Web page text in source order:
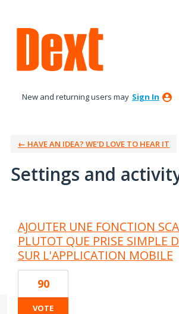
New and returning users may Sign In
← HAVE AN IDEA? WE’D LOVE TO HEAR IT
Settings and
AJOUTER UNE FONCTION
PLUTOT QUE PRISE SIMPLE
SUR L'APPLICATION MOBILE
90
VOTE